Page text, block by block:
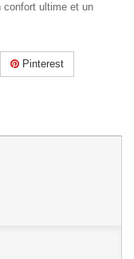
confort ultime et un
Pinterest